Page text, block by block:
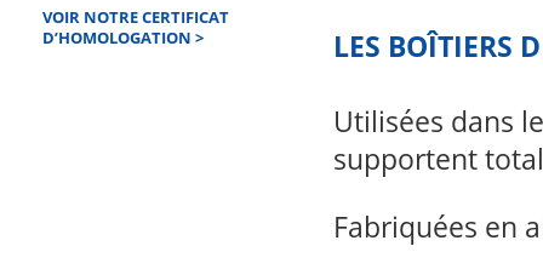
VOIR NOTRE CERTIFICAT
D’HOMOLOGATION >
LES BOÎTIERS
Utilisées dans
supportent
Fabriquées en